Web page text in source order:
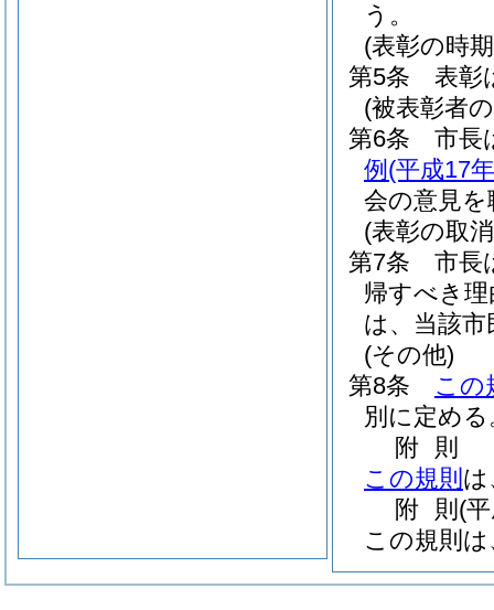
う。
(表彰の時
第5条
表彰
(被表彰者
第6条
市長
例 (平成17
会の意見
(表彰の取
第7条
市長
帰すべき
は、当該
(その他)
第8条
この
別に定める
附 則
この規則 は
附 則 (
この規則